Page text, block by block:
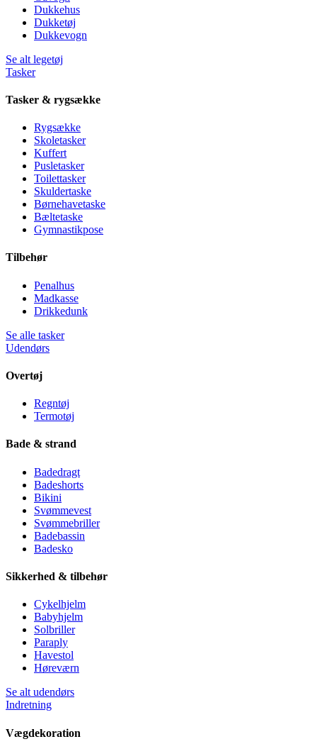
Dukkehus
Dukketøj
Dukkevogn
Se alt legetøj
Tasker
Tasker & rygsække
Rygsække
Skoletasker
Kuffert
Pusletasker
Toilettasker
Skuldertaske
Børnehavetaske
Bæltetaske
Gymnastikpose
Tilbehør
Penalhus
Madkasse
Drikkedunk
Se alle tasker
Udendørs
Overtøj
Regntøj
Termotøj
Bade & strand
Badedragt
Badeshorts
Bikini
Svømmevest
Svømmebriller
Badebassin
Badesko
Sikkerhed & tilbehør
Cykelhjelm
Babyhjelm
Solbriller
Paraply
Havestol
Høreværn
Se alt udendørs
Indretning
Vægdekoration